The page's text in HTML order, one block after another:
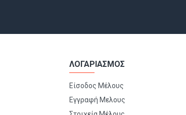
ΛΟΓΑΡΙΑΣΜΟΣ
Είσοδος Μέλους
Εγγραφή Μελους